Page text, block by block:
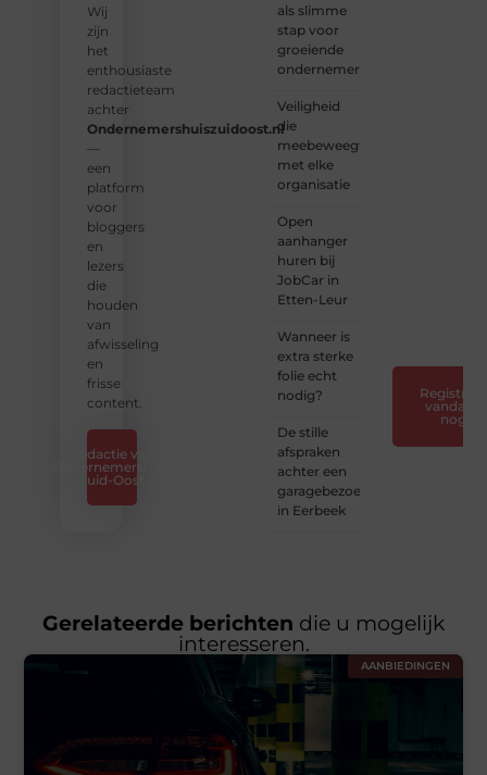
Wij
zijn
het
enthousiaste
redactieteam
achter
Ondernemershuiszuidoost.nl
—
een
platform
voor
bloggers
en
lezers
die
houden
van
afwisseling
en
frisse
content.
Redactie van
Ondernemershuis
Zuid-Oost
als slimme
stap voor
groeiende
ondernemers
Veiligheid
die
meebeweegt
met elke
organisatie
Open
aanhanger
huren bij
JobCar in
Etten-Leur
Wanneer is
extra sterke
folie echt
nodig?
De stille
afspraken
achter een
garagebezoek
in Eerbeek
Registreer
vandaag
nog
Gerelateerde berichten die u mogelijk
interesseren.
AANBIEDINGEN